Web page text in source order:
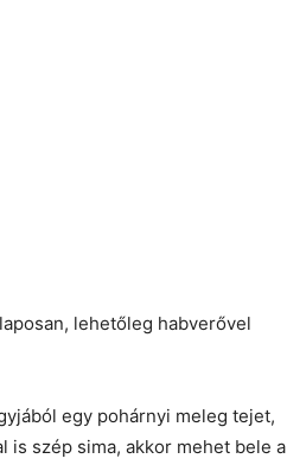
lehetőleg habverővel
egy pohárnyi meleg tejet,
is szép sima, akkor mehet bele a